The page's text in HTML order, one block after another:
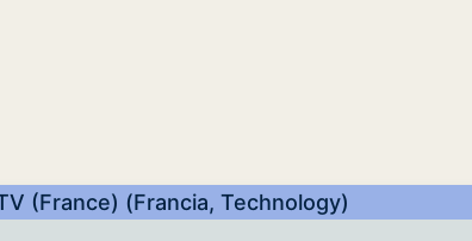
(France) (Francia, Technology)